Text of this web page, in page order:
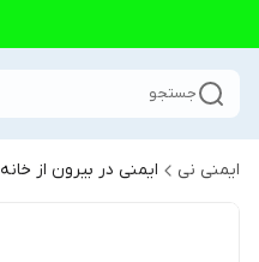
جستجو
ایمنی نی ایمنی در بیرون از خانه